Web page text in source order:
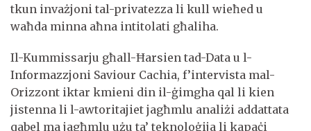
tkun invażjoni tal-privatezza li kull wieħed u
waħda minna aħna intitolati għaliha.
Il-Kummissarju għall-Ħarsien tad-Data u l-
Informazzjoni Saviour Cachia, f’intervista mal-
Orizzont iktar kmieni din il-ġimgha qal li kien
jistenna li l-awtoritajiet jagħmlu analiżi addattata
qabel ma jagħmlu użu ta’ teknoloġija li kapaċi